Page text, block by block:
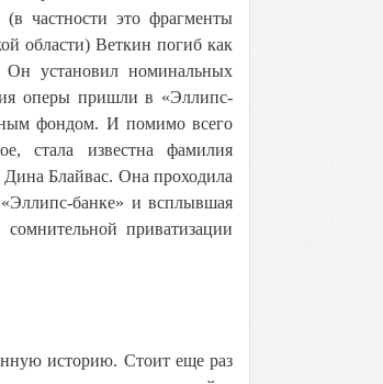
(в частности это фрагменты
области) Веткин погиб как
установил номинальных
оперы пришли в «Эллипс-
фондом. И помимо всего
стала известна фамилия
Блайвас. Она проходила
банке» и всплывшая
приватизации
историю. Стоит еще раз